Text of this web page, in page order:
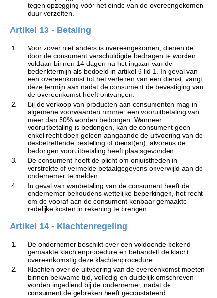
tegen opzegging vóór het einde van de overeengekomen
duur verzetten.
Artikel 13 - Betaling
1.
Voor zover niet anders is overeengekomen, dienen de
door de consument verschuldigde bedragen te worden
voldaan binnen 14 dagen na het ingaan van de
bedenktermijn als bedoeld in artikel 6 lid 1. In geval van
een overeenkomst tot het verlenen van een dienst, vangt
deze termijn aan nadat de consument de bevestiging van
de overeenkomst heeft ontvangen.
2.
Bij de verkoop van producten aan consumenten mag in
algemene voorwaarden nimmer een vooruitbetaling van
meer dan 50% worden bedongen. Wanneer
vooruitbetaling is bedongen, kan de consument geen
enkel recht doen gelden aangaande de uitvoering van de
desbetreffende bestelling of dienst(en), alvorens de
bedongen vooruitbetaling heeft plaatsgevonden.
3.
De consument heeft de plicht om onjuistheden in
verstrekte of vermelde betaalgegevens onverwijld aan de
ondernemer te melden.
4.
In geval van wanbetaling van de consument heeft de
ondernemer behoudens wettelijke beperkingen, het recht
om de vooraf aan de consument kenbaar gemaakte
redelijke kosten in rekening te brengen.
Artikel 14 - Klachtenregeling
1.
De ondernemer beschikt over een voldoende bekend
gemaakte klachtenprocedure en behandelt de klacht
overeenkomstig deze klachtenprocedure.
2.
Klachten over de uitvoering van de overeenkomst moeten
binnen bekwame tijd, volledig en duidelijk omschreven
worden ingediend bij de ondernemer, nadat de
consument de gebreken heeft geconstateerd.